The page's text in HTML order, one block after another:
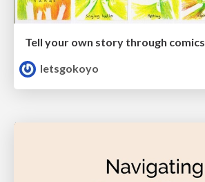
Tell your own story through comics
letsgokoyo